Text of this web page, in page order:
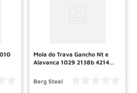
Mola do Trava Gancho Nt e
Alavanca 1029 2138b 4214
Berg Steel